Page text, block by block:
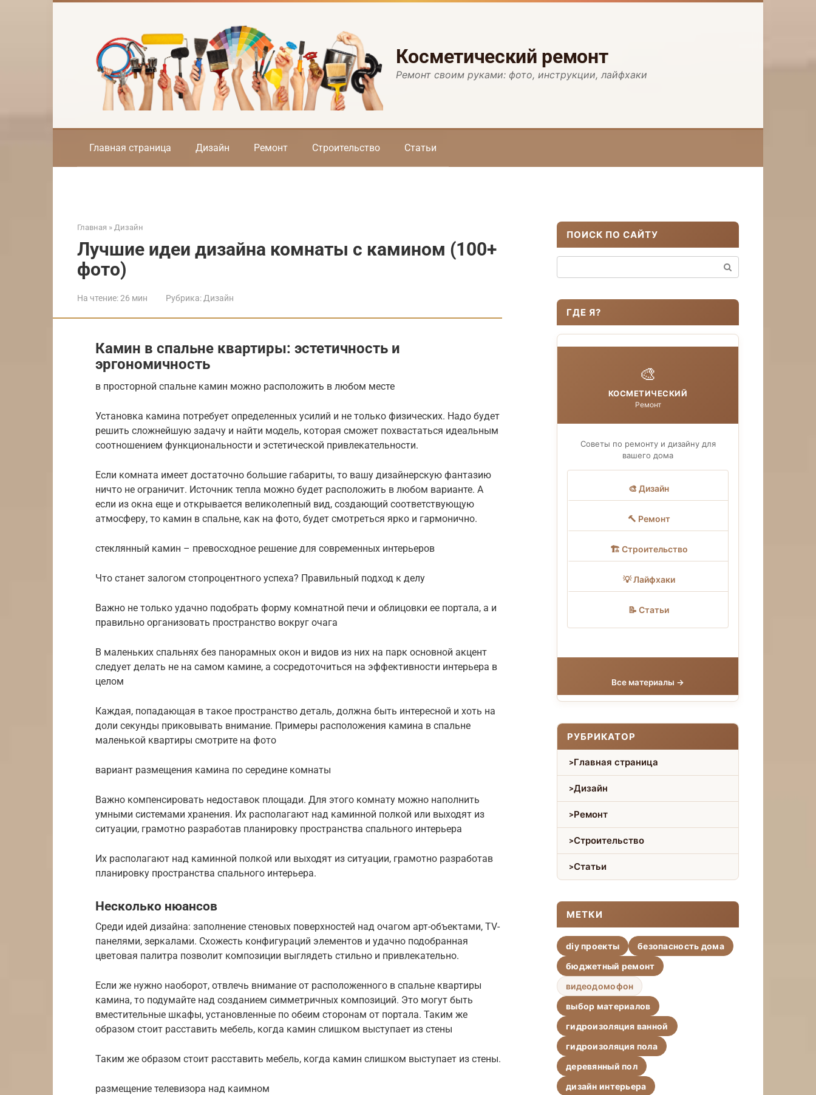
Косметический ремонт
Ремонт своим руками: фото, инструкции, лайфхаки
Главная страница Дизайн Ремонт Строительство Статьи
Главная » Дизайн
Лучшие идеи дизайна комнаты с камином (100+
фото)
На чтение:26 мин Рубрика: Дизайн
Камин в спальне квартиры: эстетичность и
эргономичность
в просторной спальне камин можно расположить в любом месте
Установка камина потребует определенных усилий и не только физических. Надо будет
решить сложнейшую задачу и найти модель, которая сможет похвастаться идеальным
соотношением функциональности и эстетической привлекательности.
Если комната имеет достаточно большие габариты, то вашу дизайнерскую фантазию
ничто не ограничит. Источник тепла можно будет расположить в любом варианте. А
если из окна еще и открывается великолепный вид, создающий соответствующую
атмосферу, то камин в спальне, как на фото, будет смотреться ярко и гармонично.
стеклянный камин – превосходное решение для современных интерьеров
Что станет залогом стопроцентного успеха? Правильный подход к делу
Важно не только удачно подобрать форму комнатной печи и облицовки ее портала, а и
правильно организовать пространство вокруг очага
В маленьких спальнях без панорамных окон и видов из них на парк основной акцент
следует делать не на самом камине, а сосредоточиться на эффективности интерьера в
целом
Каждая, попадающая в такое пространство деталь, должна быть интересной и хоть на
доли секунды приковывать внимание. Примеры расположения камина в спальне
маленькой квартиры смотрите на фото
вариант размещения камина по середине комнаты
Важно компенсировать недоставок площади. Для этого комнату можно наполнить
умными системами хранения. Их располагают над каминной полкой или выходят из
ситуации, грамотно разработав планировку пространства спального интерьера
Их располагают над каминной полкой или выходят из ситуации, грамотно разработав
планировку пространства спального интерьера.
Несколько нюансов
Среди идей дизайна: заполнение стеновых поверхностей над очагом арт-объектами, TV-
панелями, зеркалами. Схожесть конфигураций элементов и удачно подобранная
цветовая палитра позволит композиции выглядеть стильно и привлекательно.
Если же нужно наоборот, отвлечь внимание от расположенного в спальне квартиры
камина, то подумайте над созданием симметричных композиций. Это могут быть
вместительные шкафы, установленные по обеим сторонам от портала. Таким же
образом стоит расставить мебель, когда камин слишком выступает из стены
Таким же образом стоит расставить мебель, когда камин слишком выступает из стены.
размещение телевизора над каимном
ПОИСК ПО САЙТУ
ГДЕ Я?
🎨
КОСМЕТИЧЕСКИЙ
Ремонт
Советы по ремонту и дизайну для
вашего дома
🎨 Дизайн
🔨 Ремонт
🏗 Строительство
💡 Лайфхаки
📝 Статьи
Все материалы →
РУБРИКАТОР
Главная страница
Дизайн
Ремонт
Строительство
Статьи
МЕТКИ
diy проекты
безопасность дома
бюджетный ремонт
видеодомофон
выбор материалов
гидроизоляция ванной
гидроизоляция пола
деревянный пол
дизайн интерьера